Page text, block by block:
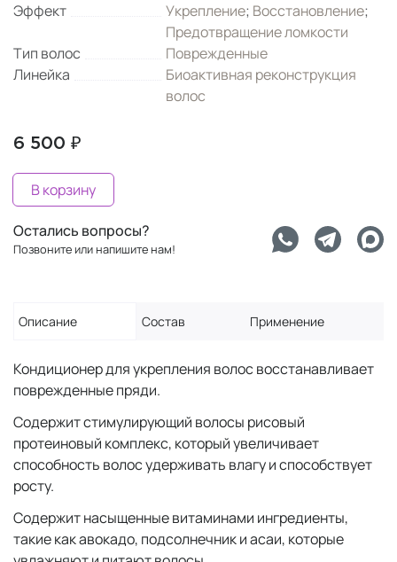
Эффект
Укрепление; Восстановление;
Предотвращение ломкости
Тип волос
Поврежденные
Линейка
Биоактивная реконструкция
волос
6 500 ₽
В корзину
Остались вопросы?
Позвоните или напишите нам!
Описание Состав Применение
Кондиционер для укрепления волос восстанавливает
поврежденные пряди.
Содержит стимулирующий волосы рисовый
протеиновый комплекс, который увеличивает
способность волос удерживать влагу и способствует
росту.
Содержит насыщенные витаминами ингредиенты,
такие как авокадо, подсолнечник и асаи, которые